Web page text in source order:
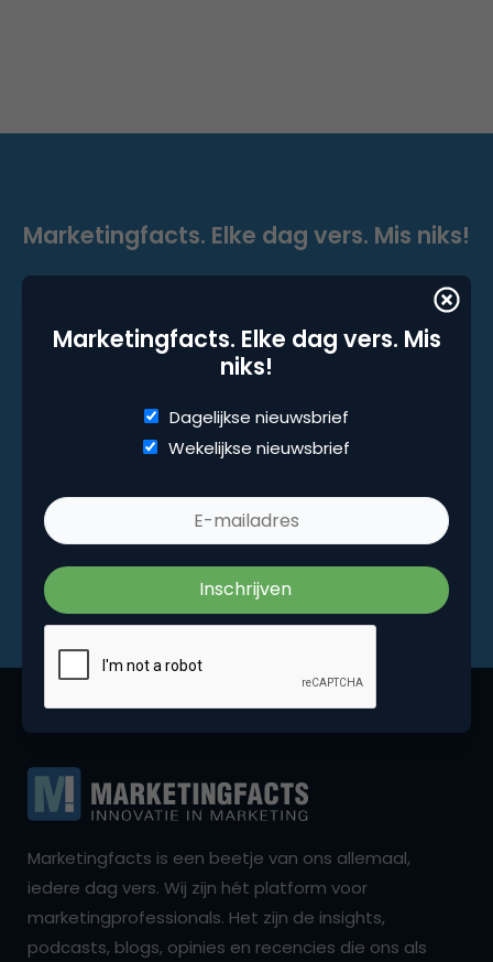
Marketingfacts. Elke dag vers. Mis
niks!
Dagelijkse nieuwsbrief
Wekelijkse nieuwsbrief
Marketingfacts. Elke dag vers. Mis niks!
Marketingfacts is een beetje van ons allemaal,
iedere dag vers. Wij zijn hét platform voor
marketingprofessionals. Het zijn de insights,
podcasts, blogs, opinies en recencies die ons als